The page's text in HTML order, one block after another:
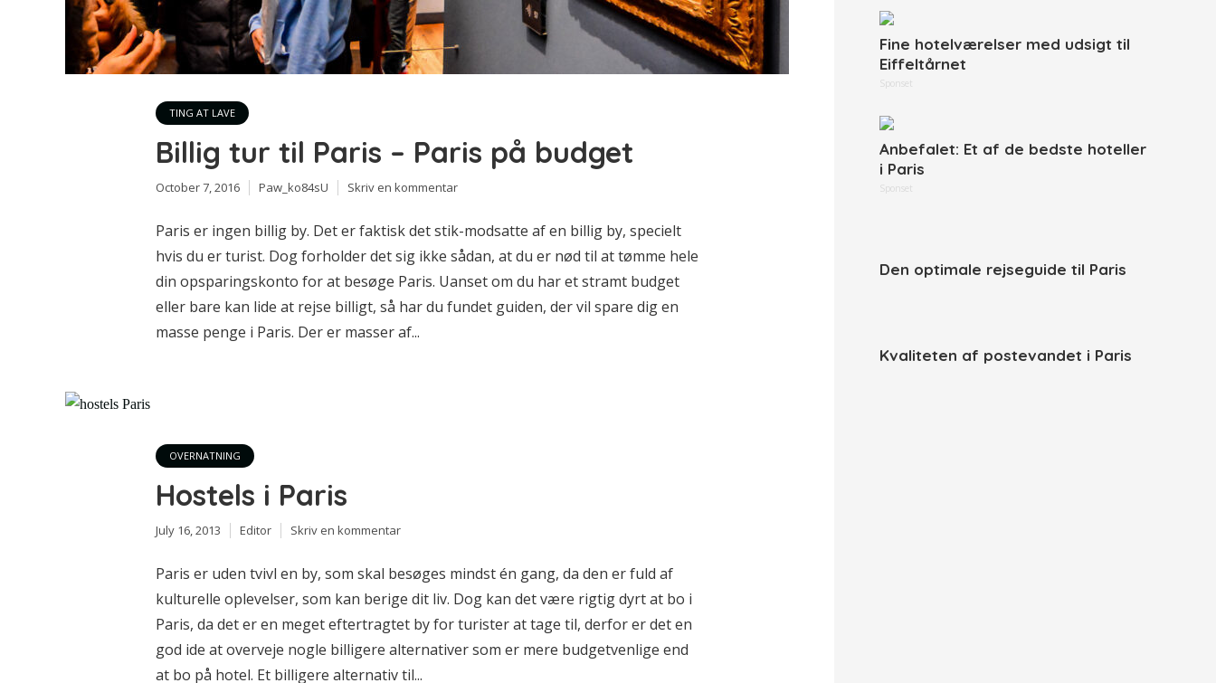
TING AT LAVE
Billig tur til Paris – Paris på budget
October 7, 2016 Paw_ko84sU Skriv en kommentar
Paris er ingen billig by. Det er faktisk det stik-modsatte af en billig by, specielt
hvis du er turist. Dog forholder det sig ikke sådan, at du er nød til at tømme hele
din opsparingskonto for at besøge Paris. Uanset om du har et stramt budget
eller bare kan lide at rejse billigt, så har du fundet guiden, der vil spare dig en
masse penge i Paris. Der er masser af...
OVERNATNING
Hostels i Paris
July 16, 2013 Editor Skriv en kommentar
Paris er uden tvivl en by, som skal besøges mindst én gang, da den er fuld af
kulturelle oplevelser, som kan berige dit liv. Dog kan det være rigtig dyrt at bo i
Paris, da det er en meget eftertragtet by for turister at tage til, derfor er det en
god ide at overveje nogle billigere alternativer som er mere budgetvenlige end
at bo på hotel. Et billigere alternativ til...
Fine hotelværelser med udsigt til
Eiffeltårnet
Sponset
Anbefalet: Et af de bedste hoteller
i Paris
Sponset
Den optimale rejseguide til Paris
Kvaliteten af postevandet i Paris